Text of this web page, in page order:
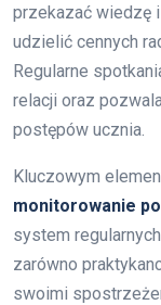
przekazać wiedzę
udzielić cennych
Regularne
relacji oraz
postępów ucznia.
Kluczowym
monitorowanie
system
zarówno
swoimi